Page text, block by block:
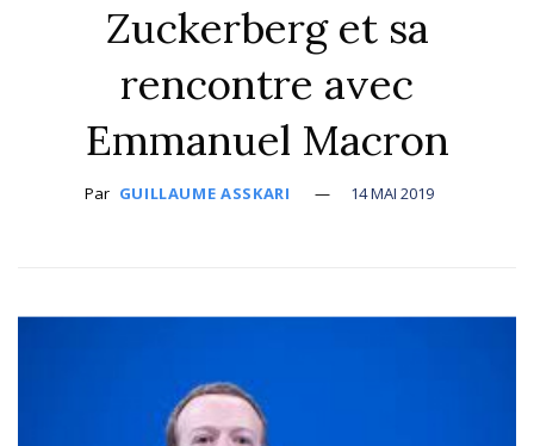
Zuckerberg et sa
rencontre avec
Emmanuel Macron
Par GUILLAUME ASSKARI 14 MAI 2019